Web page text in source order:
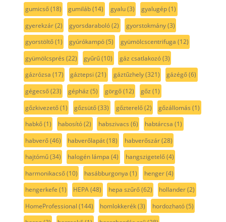
gumicső(18) gumiláb(14) gyalu(3) gyalugép(1)
gyerekzár(2) gyorsdaraboló(2) gyorstokmány(3)
gyorstöltő(1) gyúrókampó(5) gyümölcscentrifuga (12)
gyümölcsprés (22) gyűrű(10) gáz csatlakozó(3)
gázrózsa (17) gáztepsi (21) gáztűzhely(321) gázégő(6)
gégecső(23) gépház (5) görgő(12) gőz (1)
gőzkivezető(1) gőzsütő(33) gőzterelő(2) gőzállomás (1)
habkő(1) habosító(2) habszivacs (6) habtárcsa (1)
habverő(46) habverőlapát(18) habverőszár(28)
hajtómű(34) halogén lámpa (4) hangszigetelő(4)
harmonikacső(10) hasábburgonya (1) henger(4)
hengerkefe (1) HEPA(48) hepa szűrő(62) hollander(2)
HomeProfessional (144) homlokkerék(3) hordozható(5)